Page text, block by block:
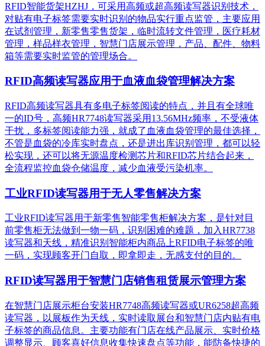
RFID智能货架HZHJ，可采用高频或超高频读写器识别技术，
对贴有电子标签需要实时识别的物品实行重点监管，主要应用
在试剂管理，新零售零售货架，临时流转文件管理，医疗耗材
管理，样品样衣管理，智慧门店展示管理，产品、配件、物料
箱等需要实时监管的管理场合。
RFID高频读写器应用于血液血袋管理解决方案
RFID高频读写器具有多电子标签阅读的特点，并且有全球唯
一的ID号，高频HR7748读写器采用13.56MHz频率，不受液体
干扰，多标签阅读能力强，就成了血液血袋管理的最佳选择，
不管是血袋的冷库实时盘点，还是进出库识别管理，都可以轻
松实现，还可以将无源温度检测芯片和RFID芯片结合起来，
全流程监控血袋仓储温度，减少血液受污染机率。
工业RFID读写器用于无人零售解决方案
工业RFID读写器用于新零售智能零售柜解决方案，是针对目
前零售柜无法做到一物一码，识别困难的难题，加入HR7738
读写器和天线，精准识别​智能柜内商品上RFID电子标签的唯
一码，实现顾客开门自取，即拿即走，无感支付的目的。
RFID读写器用于智慧门店销售租赁展示管理方案
在智慧门店展示柜台安装HR7748高频读写器或UR6258超高频
读写器，以展板作为天线，实时读取展台和智慧门店内贴有电
子标签的商品信息。主要功能有门店在线产品展示、实时价格
调整显示、顾客喜好信息收集快速盘点等功能，能防备快捷的